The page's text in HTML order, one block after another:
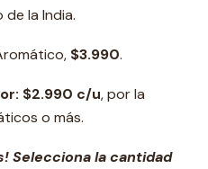
la India.
$3.990.
$2.990 c/u, por la
o más.
Selecciona la cantidad